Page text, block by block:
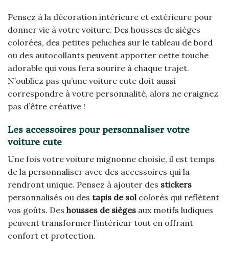
Pensez à la décoration intérieure et extérieure pour
donner vie à votre voiture. Des housses de sièges
colorées, des petites peluches sur le tableau de bord
ou des autocollants peuvent apporter cette touche
adorable qui vous fera sourire à chaque trajet.
N’oubliez pas qu’une voiture cute doit aussi
correspondre à votre personnalité, alors ne craignez
pas d’être créative !
Les accessoires pour personnaliser votre
voiture cute
Une fois votre voiture mignonne choisie, il est temps
de la personnaliser avec des accessoires qui la
rendront unique. Pensez à ajouter des stickers
personnalisés ou des tapis de sol colorés qui reflètent
vos goûts. Des housses de sièges aux motifs ludiques
peuvent transformer l’intérieur tout en offrant
confort et protection.